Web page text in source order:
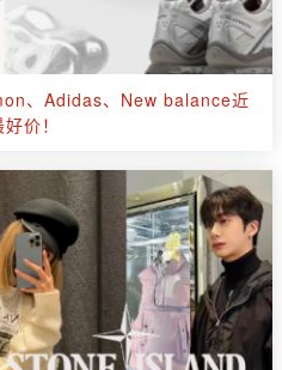
、Adidas、New balance近
价！